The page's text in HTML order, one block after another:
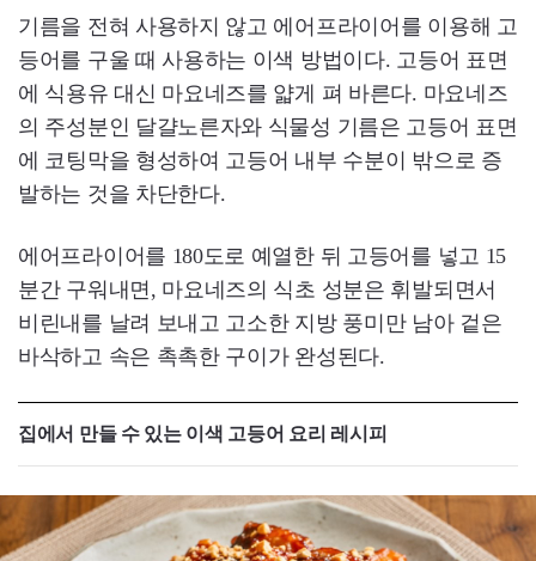
기름을 전혀 사용하지 않고 에어프라이어를 이용해 고
등어를 구울 때 사용하는 이색 방법이다. 고등어 표면
에 식용유 대신 마요네즈를 얇게 펴 바른다. 마요네즈
의 주성분인 달걀노른자와 식물성 기름은 고등어 표면
에 코팅막을 형성하여 고등어 내부 수분이 밖으로 증
발하는 것을 차단한다.
에어프라이어를 180도로 예열한 뒤 고등어를 넣고 15
분간 구워내면, 마요네즈의 식초 성분은 휘발되면서
비린내를 날려 보내고 고소한 지방 풍미만 남아 겉은
바삭하고 속은 촉촉한 구이가 완성된다.
집에서 만들 수 있는 이색 고등어 요리 레시피